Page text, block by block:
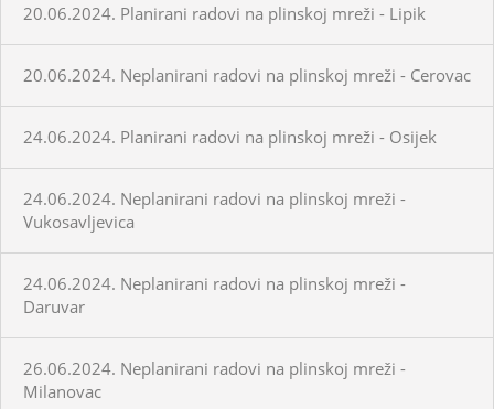
20.06.2024. Planirani radovi na plinskoj mreži - Lipik
20.06.2024. Neplanirani radovi na plinskoj mreži - Cerovac
24.06.2024. Planirani radovi na plinskoj mreži - Osijek
24.06.2024. Neplanirani radovi na plinskoj mreži -
Vukosavljevica
24.06.2024. Neplanirani radovi na plinskoj mreži -
Daruvar
26.06.2024. Neplanirani radovi na plinskoj mreži -
Milanovac